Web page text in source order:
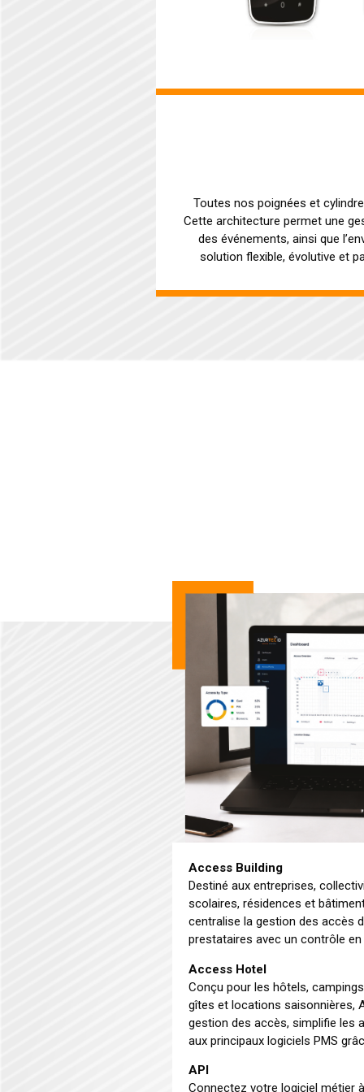
Toutes nos poignées et
Cette architecture permet une
des événements, ainsi que
solution flexible, évolutive et
Access Building
Destiné aux entreprises,
scolaires, résidences et
centralise la gestion des accès
prestataires avec un contrôle
Access Hotel
Conçu pour les hôtels,
gîtes et locations saisonnières,
gestion des accès, simplifie les
aux principaux logiciels PMS
API
Connectez votre logiciel métier